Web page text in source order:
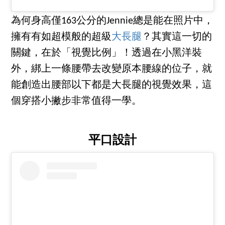
為何身高僅163公分的Jennie總是能在照片中，
擁有有如超模般的超級大長腿 ？其實這一切的
關鍵，在於「視覺比例」！透過在小黑洋裝
外，綁上一條腰帶去改變原本腰線的位子，就
能創造出腰部以下都是大長腿的視覺效果，這
個穿搭小撇步非常值得一學。
平口設計